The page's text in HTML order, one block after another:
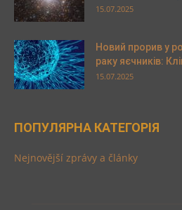
15.07.2025
Новий прорив у
раку яєчників:
15.07.2025
ПОПУЛЯРНА КАТЕГОРІЯ
Nejnovější zprávy a články